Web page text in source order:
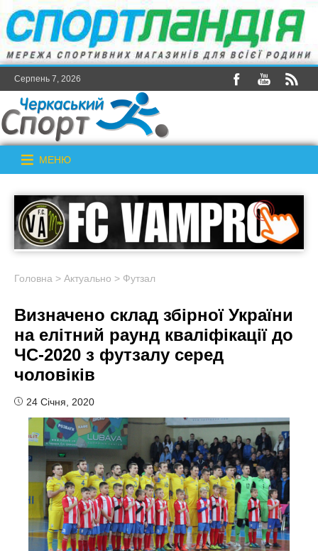
Серпень 7, 2026
МЕНЮ
Головна > Актуально > Футзал
Визначено склад збірної України
на елітний раунд кваліфікації до
ЧС-2020 з футзалу серед
чоловіків
24 Січня, 2020